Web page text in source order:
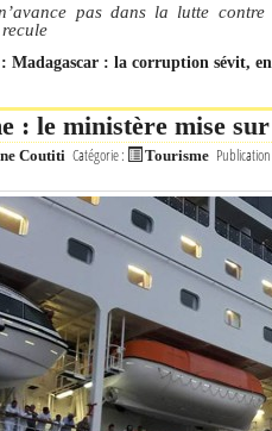
pas dans la lutte
Madagascar : la corruption sévit,
: le ministère mise
Coutiti Catégorie : Tourisme